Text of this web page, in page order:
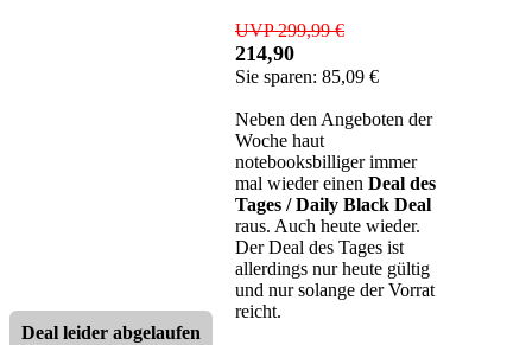
UVP 299,99 €
214,90
Sie sparen: 85,09 €
Neben den Angeboten der
Woche haut
notebooksbilliger immer
mal wieder einen Deal des
Tages / Daily Black Deal
raus. Auch heute wieder.
Der Deal des Tages ist
allerdings nur heute gültig
und nur solange der Vorrat
reicht.
Deal leider abgelaufen